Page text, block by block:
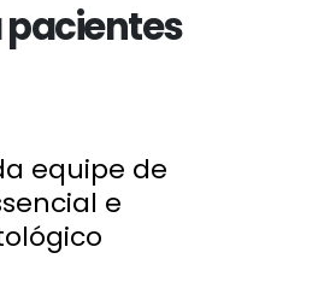
equipe de
e